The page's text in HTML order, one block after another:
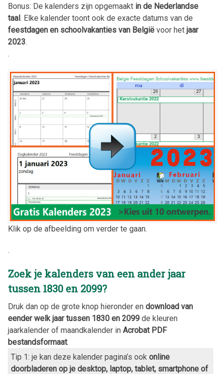
Bonus: De kalenders zijn opgemaakt in de Nederlandse
taal . Elke kalender toont ook de exacte datums van de
feestdagen en schoolvakanties van België voor het jaar
2023.
.
Klik op de afbeelding om verder te gaan.
.
Zoek je kalenders van een ander jaar
tussen 1830 en 2099?
Druk dan op de grote knop hieronder en download van
eender welk jaar tussen 1830 en 2099 de kleuren
jaarkalender of maandkalender in Acrobat PDF
bestandsformaat.
Tip 1: je kan deze kalender pagina’s ook online
doorbladeren op je desktop, laptop, tablet, smartphone of